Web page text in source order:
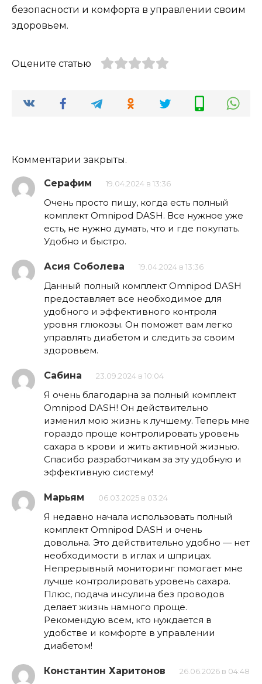
безопасности и комфорта в управлении своим
здоровьем.
Оцените статью
Комментарии закрыты.
Серафим 19.04.2024 в 13:36
Очень просто пишу, когда есть полный
комплект Omnipod DASH. Все нужное уже
есть, не нужно думать, что и где покупать.
Удобно и быстро.
Асия Соболева 19.04.2024 в 13:36
Данный полный комплект Omnipod DASH
предоставляет все необходимое для
удобного и эффективного контроля
уровня глюкозы. Он поможет вам легко
управлять диабетом и следить за своим
здоровьем.
Сабина 23.09.2024 в 10:04
Я очень благодарна за полный комплект
Omnipod DASH! Он действительно
изменил мою жизнь к лучшему. Теперь мне
гораздо проще контролировать уровень
сахара в крови и жить активной жизнью.
Спасибо разработчикам за эту удобную и
эффективную систему!
Марьям 06.03.2025 в 03:24
Я недавно начала использовать полный
комплект Omnipod DASH и очень
довольна. Это действительно удобно — нет
необходимости в иглах и шприцах.
Непрерывный мониторинг помогает мне
лучше контролировать уровень сахара.
Плюс, подача инсулина без проводов
делает жизнь намного проще.
Рекомендую всем, кто нуждается в
удобстве и комфорте в управлении
диабетом!
Константин Харитонов 26.06.2026 в 04:48